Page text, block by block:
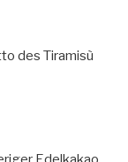
des Tiramisù